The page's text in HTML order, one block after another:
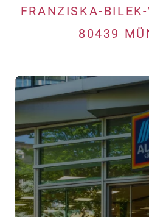
FRANZISKA-
80439